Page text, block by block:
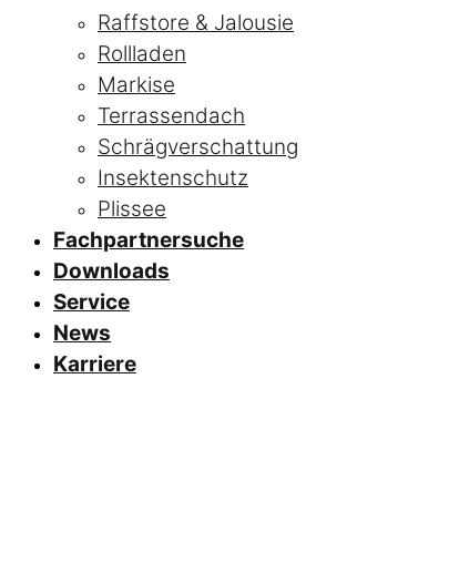
Raffstore & Jalousie
Rollladen
Markise
Terrassendach
Schrägverschattung
Insektenschutz
Plissee
Fachpartnersuche
Downloads
Service
News
Karriere